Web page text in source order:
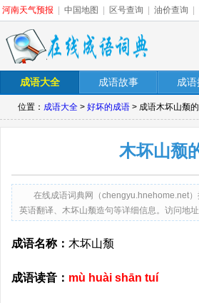
河南天气预报 中国地图 区号查询 油价查询
成语大全 成语故事 成语
位置： 成语大全 > 好坏的成语 > 成语木坏山颓
木坏山颓
在线成语词典网（chengyu.hnehome.net
英语翻译、木坏山颓造句等详细信息。访问地
成语名称： 木坏山颓
成语读音： mù huài shān tuí